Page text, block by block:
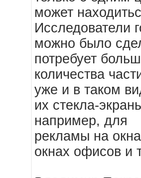
может
Исследователи
можно было
потребует
количества
уже и в таком
их стекла-
например, для
рекламы на
окнах офисов и